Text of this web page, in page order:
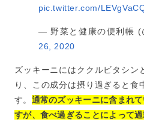
pic.twitter.com/
— 野菜と健康の便利帳
26, 2020
ズッキーニにはククルビタシン
り、この成分は摂り過ぎると食
す。 通常のズッキーニに含まれ
すが、食べ過ぎることによって